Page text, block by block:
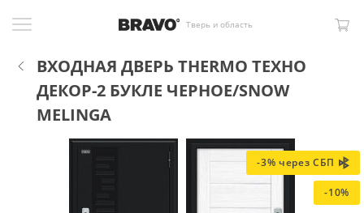
Тверь и область
ВХОДНАЯ ДВЕРЬ THERMO ТЕХНО
ДЕКОР-2 БУКЛЕ ЧЕРНОЕ/SNOW
MELINGA
-3% через СБП
-10%